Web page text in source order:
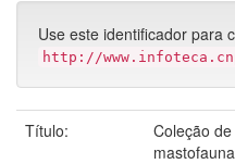
Use este identificador para
http://
Título:
Coleção